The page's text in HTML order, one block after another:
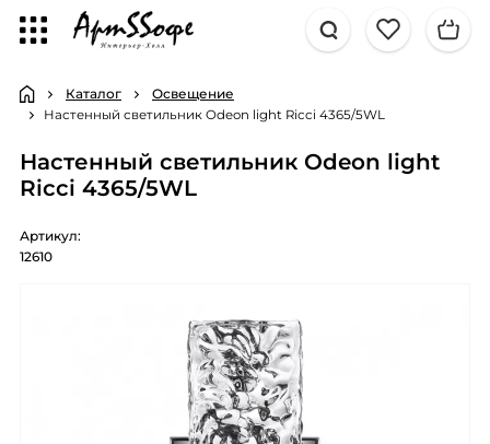
Каталог Освещение
Настенный светильник Odeon light Ricci 4365/5WL
Настенный светильник Odeon light
Ricci 4365/5WL
Артикул:
12610